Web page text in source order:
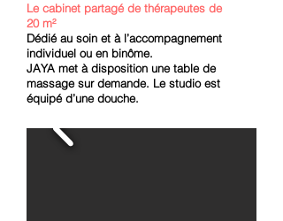
Le cabinet partagé de thérapeutes de
20 m²
Dédié au soin et à l’accompagnement
individuel ou en binôme.
JAYA met à disposition une table de
massage sur demande. Le studio est
équipé d’une douche.